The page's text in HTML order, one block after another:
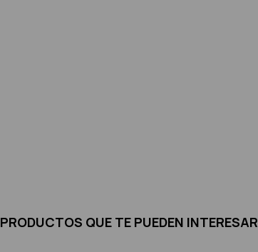
PRODUCTOS QUE TE PUEDEN INTERESAR